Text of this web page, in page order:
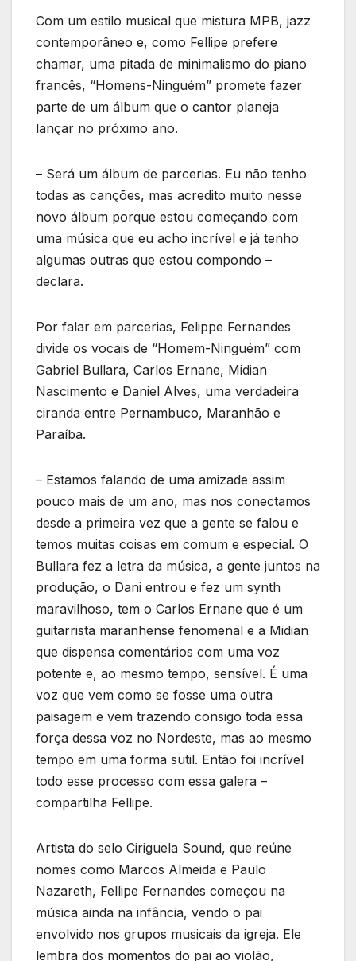
Com um estilo musical que mistura MPB, jazz
contemporâneo e, como Fellipe prefere
chamar, uma pitada de minimalismo do piano
francês, “Homens-Ninguém” promete fazer
parte de um álbum que o cantor planeja
lançar no próximo ano.
– Será um álbum de parcerias. Eu não tenho
todas as canções, mas acredito muito nesse
novo álbum porque estou começando com
uma música que eu acho incrível e já tenho
algumas outras que estou compondo –
declara.
Por falar em parcerias, Felippe Fernandes
divide os vocais de “Homem-Ninguém” com
Gabriel Bullara, Carlos Ernane, Midian
Nascimento e Daniel Alves, uma verdadeira
ciranda entre Pernambuco, Maranhão e
Paraíba.
– Estamos falando de uma amizade assim
pouco mais de um ano, mas nos conectamos
desde a primeira vez que a gente se falou e
temos muitas coisas em comum e especial. O
Bullara fez a letra da música, a gente juntos na
produção, o Dani entrou e fez um synth
maravilhoso, tem o Carlos Ernane que é um
guitarrista maranhense fenomenal e a Midian
que dispensa comentários com uma voz
potente e, ao mesmo tempo, sensível. É uma
voz que vem como se fosse uma outra
paisagem e vem trazendo consigo toda essa
força dessa voz no Nordeste, mas ao mesmo
tempo em uma forma sutil. Então foi incrível
todo esse processo com essa galera –
compartilha Fellipe.
Artista do selo Ciriguela Sound, que reúne
nomes como Marcos Almeida e Paulo
Nazareth, Fellipe Fernandes começou na
música ainda na infância, vendo o pai
envolvido nos grupos musicais da igreja. Ele
lembra dos momentos do pai ao violão,